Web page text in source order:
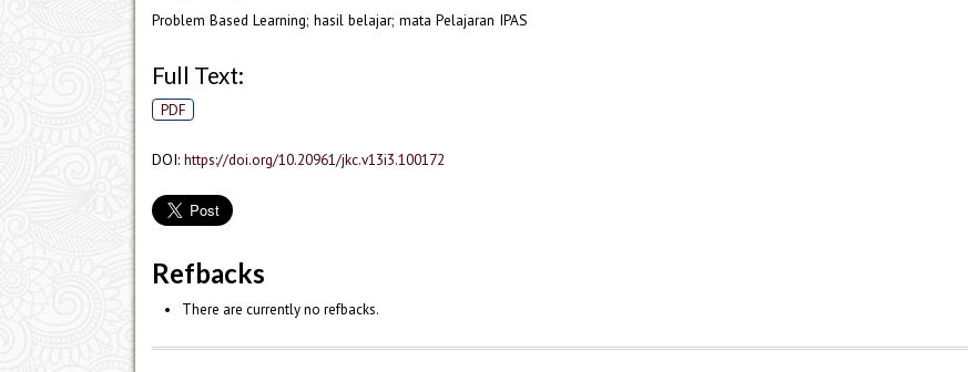
Problem Based Learning; hasil belajar; mata Pelajaran IPAS
Full Text:
PDF
DOI: https://doi.org/10.20961/jkc.v13i3.100172
Refbacks
There are currently no refbacks.